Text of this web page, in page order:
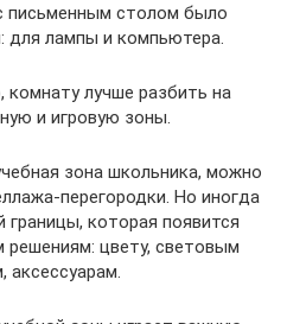
столом было
для лампы и компьютера.
комнату лучше разбить на
и игровую зоны.
зона школьника, можно
перегородки. Но иногда
границы, которая появится
решениям: цвету, световым
аксессуарам.